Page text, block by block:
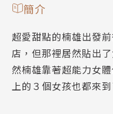
簡介
超愛甜點的楠雄出發
店，但那裡居然貼出
然楠雄靠著超能力女
上的３個女孩也都來